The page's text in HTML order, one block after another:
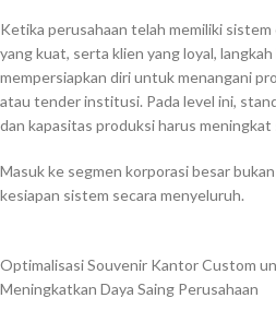
Ketika perusahaan telah memiliki
yang kuat, serta klien yang loyal,
mempersiapkan diri untuk menangani
atau tender institusi. Pada level ini,
dan kapasitas produksi harus meningkat
Masuk ke segmen korporasi besar
kesiapan sistem secara menyeluruh.
Optimalisasi Souvenir Kantor Custom
Meningkatkan Daya Saing Perusahaan